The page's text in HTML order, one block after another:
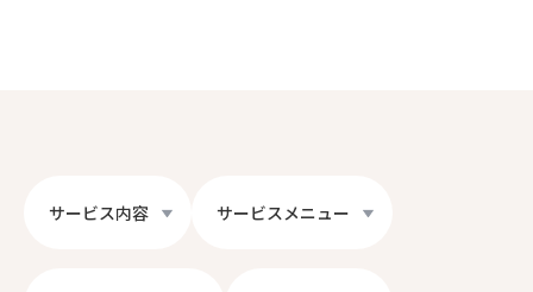
サービス内容 サービスメニュー